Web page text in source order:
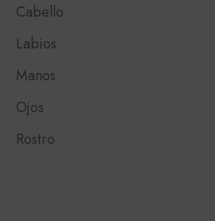
Cabello
Labios
Manos
Ojos
Rostro